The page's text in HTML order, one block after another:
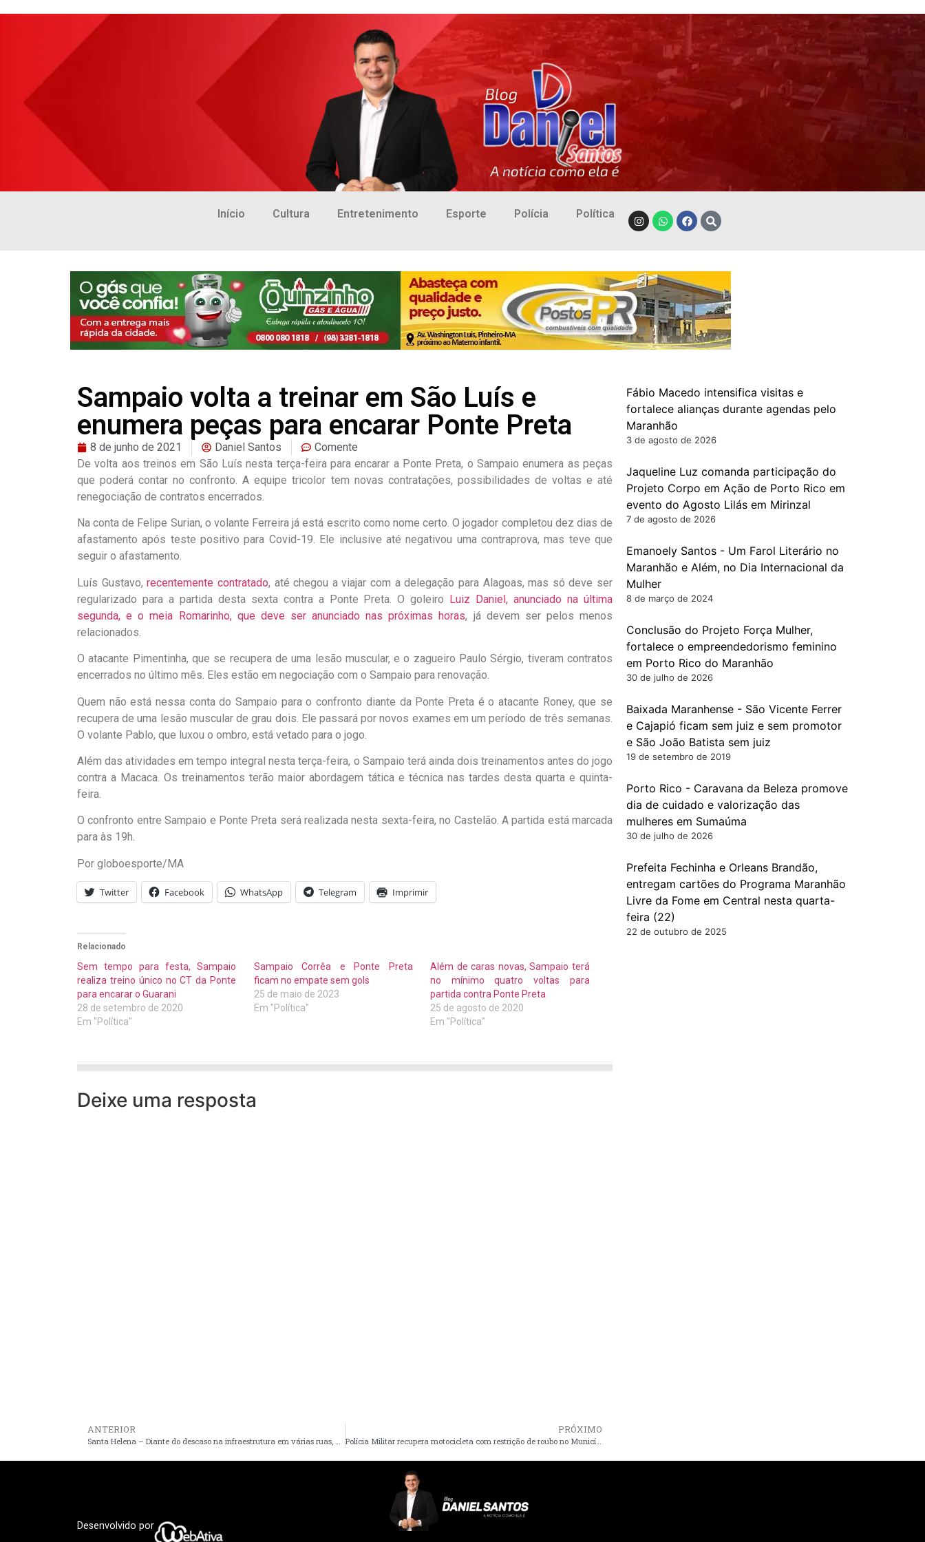
Início Cultura Entretenimento Esporte Polícia Política
Sampaio volta a treinar em São Luís e
enumera peças para encarar Ponte Preta
8 de junho de 2021 Daniel Santos
Comente
De volta aos treinos em São Luís nesta terça-feira para encarar a Ponte Preta, o Sampaio enumera as peças
que poderá contar no confronto. A equipe tricolor tem novas contratações, possibilidades de voltas e até
renegociação de contratos encerrados.
Na conta de Felipe Surian, o volante Ferreira já está escrito como nome certo. O jogador completou dez dias de
afastamento após teste positivo para Covid-19. Ele inclusive até negativou uma contraprova, mas teve que
seguir o afastamento.
Luís Gustavo,recentemente contratado, até chegou a viajar com a delegação para Alagoas, mas só deve ser
regularizado para a partida desta sexta contra a Ponte Preta. O goleiro Luiz Daniel, anunciado na última
segunda, e o meia Romarinho, que deve ser anunciado nas próximas horas, já devem ser pelos menos
relacionados.
O atacante Pimentinha, que se recupera de uma lesão muscular, e o zagueiro Paulo Sérgio, tiveram contratos
encerrados no último mês. Eles estão em negociação com o Sampaio para renovação.
Quem não está nessa conta do Sampaio para o confronto diante da Ponte Preta é o atacante Roney, que se
recupera de uma lesão muscular de grau dois. Ele passará por novos exames em um período de três semanas.
O volante Pablo, que luxou o ombro, está vetado para o jogo.
Além das atividades em tempo integral nesta terça-feira, o Sampaio terá ainda dois treinamentos antes do jogo
contra a Macaca. Os treinamentos terão maior abordagem tática e técnica nas tardes desta quarta e quinta-
feira.
O confronto entre Sampaio e Ponte Preta será realizada nesta sexta-feira, no Castelão. A partida está marcada
para às 19h.
Por globoesporte/MA
Twitter Facebook WhatsApp Telegram Imprimir
Relacionado
Sem tempo para festa, Sampaio
realiza treino único no CT da Ponte
para encarar o Guarani
28 de setembro de 2020
Em "Política"
Sampaio Corrêa e Ponte Preta
ficam no empate sem gols
25 de maio de 2023
Em "Política"
Além de caras novas, Sampaio terá
no mínimo quatro voltas para
partida contra Ponte Preta
25 de agosto de 2020
Em "Política"
Deixe uma resposta
ANTERIOR
Santa Helena – Diante do descaso na infraestrutura em várias ruas, moradores recorrem ao vereador Braz Amaral, que cobra do governo Zezildo solução para o problema
PRÓXIMO
Polícia Militar recupera motocicleta com restrição de roubo no Município de Pedro do Rosário, na noite desta quarta-feira (09)
Fábio Macedo intensifica visitas e
fortalece alianças durante agendas pelo
Maranhão
3 de agosto de 2026
Jaqueline Luz comanda participação do
Projeto Corpo em Ação de Porto Rico em
evento do Agosto Lilás em Mirinzal
7 de agosto de 2026
Emanoely Santos - Um Farol Literário no
Maranhão e Além, no Dia Internacional da
Mulher
8 de março de 2024
Conclusão do Projeto Força Mulher,
fortalece o empreendedorismo feminino
em Porto Rico do Maranhão
30 de julho de 2026
Baixada Maranhense - São Vicente Ferrer
e Cajapió ficam sem juiz e sem promotor
e São João Batista sem juiz
19 de setembro de 2019
Porto Rico - Caravana da Beleza promove
dia de cuidado e valorização das
mulheres em Sumaúma
30 de julho de 2026
Prefeita Fechinha e Orleans Brandão,
entregam cartões do Programa Maranhão
Livre da Fome em Central nesta quarta-
feira (22)
22 de outubro de 2025
Desenvolvido por